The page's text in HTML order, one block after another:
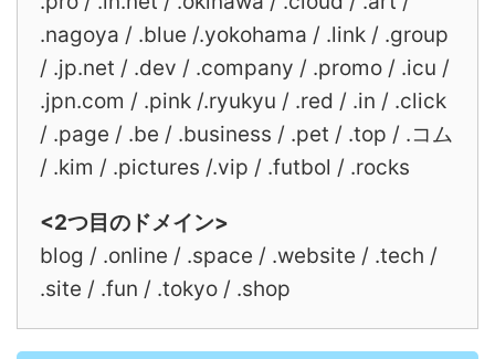
.nagoya / .blue /.yokohama / .link / .group
/ .jp.net / .dev / .company / .promo / .icu /
.jpn.com / .pink /.ryukyu / .red / .in / .click
/ .page / .be / .business / .pet / .top / .コム
/ .kim / .pictures /.vip / .futbol / .rocks
<2つ目のドメイン>
blog / .online / .space / .website / .tech /
.site / .fun / .tokyo / .shop